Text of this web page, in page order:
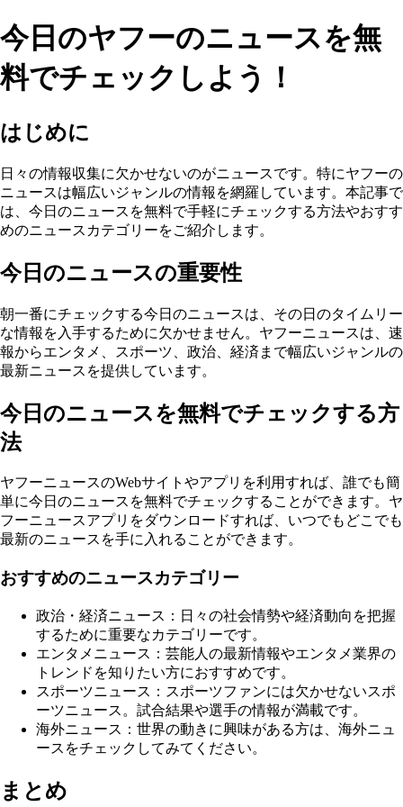
今日のヤフーのニュースを無
料でチェックしよう！
はじめに
日々の情報収集に欠かせないのがニュースです。特にヤフーの
ニュースは幅広いジャンルの情報を網羅しています。本記事で
は、今日のニュースを無料で手軽にチェックする方法やおすす
めのニュースカテゴリーをご紹介します。
今日のニュースの重要性
朝一番にチェックする今日のニュースは、その日のタイムリー
な情報を入手するために欠かせません。ヤフーニュースは、速
報からエンタメ、スポーツ、政治、経済まで幅広いジャンルの
最新ニュースを提供しています。
今日のニュースを無料でチェックする方
法
ヤフーニュースのWebサイトやアプリを利用すれば、誰でも簡
単に今日のニュースを無料でチェックすることができます。ヤ
フーニュースアプリをダウンロードすれば、いつでもどこでも
最新のニュースを手に入れることができます。
おすすめのニュースカテゴリー
政治・経済ニュース：日々の社会情勢や経済動向を把握
するために重要なカテゴリーです。
エンタメニュース：芸能人の最新情報やエンタメ業界の
トレンドを知りたい方におすすめです。
スポーツニュース：スポーツファンには欠かせないスポ
ーツニュース。試合結果や選手の情報が満載です。
海外ニュース：世界の動きに興味がある方は、海外ニュ
ースをチェックしてみてください。
まとめ